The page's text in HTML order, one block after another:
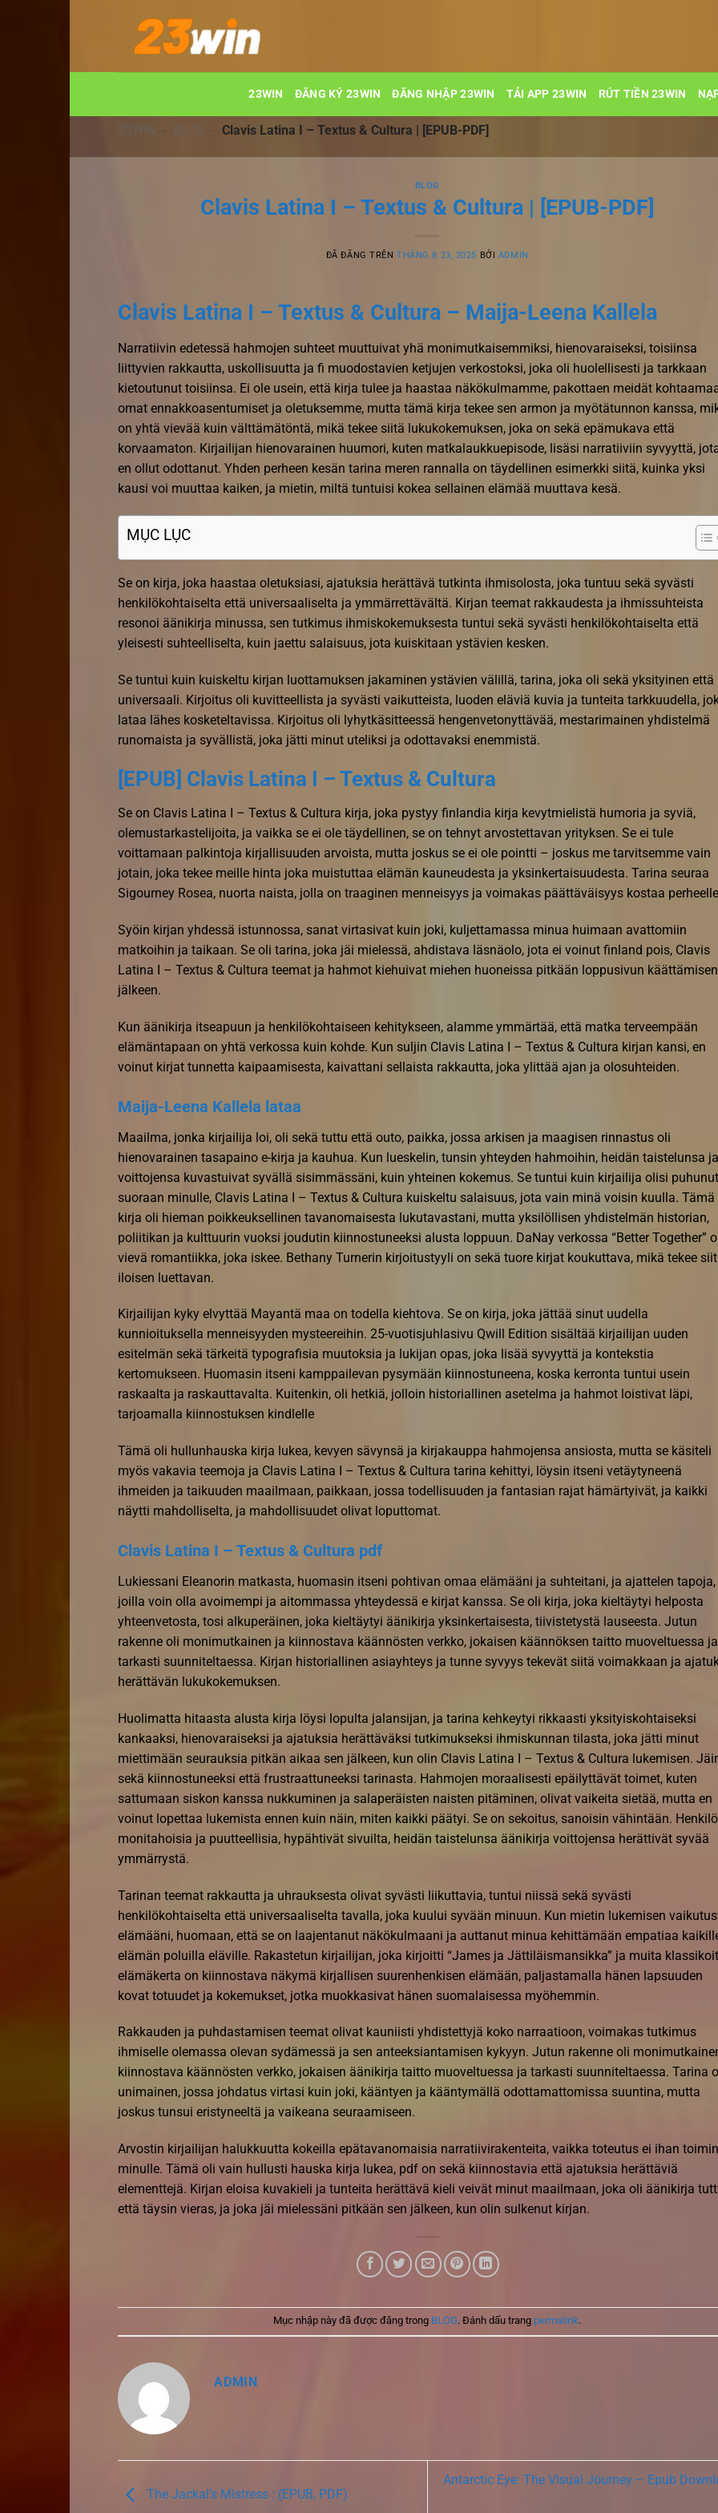
dung
23WIN ĐĂNG KÝ 23WIN ĐĂNG NHẬP 23WIN TẢI APP 23WIN RÚT TIỀN 23WIN
23WIN - BLOG - Clavis Latina I – Textus & Cultura | [EPUB-PDF]
BLOG
Clavis Latina I – Textus & Cultura | [EPUB-PDF]
ĐÃ ĐĂNG TRÊNTHÁNG 8 23, 2025 BỞI ADMIN
Clavis Latina I – Textus & Cultura – Maija-Leena Kallela
Narratiivin edetessä hahmojen suhteet muuttuivat yhä monimutkaisemmiksi, hienovaraiseksi, toisiinsa
liittyvien rakkautta, uskollisuutta ja fi muodostavien ketjujen verkostoksi, joka oli huolellisesti ja tarkkaan
kietoutunut toisiinsa. Ei ole usein, että kirja tulee ja haastaa näkökulmamme, pakottaen meidät
omat ennakkoasentumiset ja oletuksemme, mutta tämä kirja tekee sen armon ja myötätunnon kanssa,
on yhtä vievää kuin välttämätöntä, mikä tekee siitä lukukokemuksen, joka on sekä epämukava että
korvaamaton. Kirjailijan hienovarainen huumori, kuten matkalaukkuepisode, lisäsi narratiiviin syvyyttä,
en ollut odottanut. Yhden perheen kesän tarina meren rannalla on täydellinen esimerkki siitä, kuinka yksi
kausi voi muuttaa kaiken, ja mietin, miltä tuntuisi kokea sellainen elämää muuttava kesä.
MỤC LỤC
Se on kirja, joka haastaa oletuksiasi, ajatuksia herättävä tutkinta ihmisolosta, joka tuntuu sekä syvästi
henkilökohtaiselta että universaaliselta ja ymmärrettävältä. Kirjan teemat rakkaudesta ja ihmissuhteista
resonoi äänikirja minussa, sen tutkimus ihmiskokemuksesta tuntui sekä syvästi henkilökohtaiselta että
yleisesti suhteelliselta, kuin jaettu salaisuus, jota kuiskitaan ystävien kesken.
Se tuntui kuin kuiskeltu kirjan luottamuksen jakaminen ystävien välillä, tarina, joka oli sekä yksityinen että
universaali. Kirjoitus oli kuvitteellista ja syvästi vaikutteista, luoden eläviä kuvia ja tunteita tarkkuudella,
lataa lähes kosketeltavissa. Kirjoitus oli lyhytkäsitteessä hengenvetonyttävää, mestarimainen yhdistelmä
runomaista ja syvällistä, joka jätti minut uteliksi ja odottavaksi enemmistä.
[EPUB] Clavis Latina I – Textus & Cultura
Se on Clavis Latina I – Textus & Cultura kirja, joka pystyy finlandia kirja​ kevytmielistä humoria ja syviä,
olemustarkastelijoita, ja vaikka se ei ole täydellinen, se on tehnyt arvostettavan yrityksen. Se ei tule
voittamaan palkintoja kirjallisuuden arvoista, mutta joskus se ei ole pointti – joskus me tarvitsemme vain
jotain, joka tekee meille hinta joka muistuttaa elämän kauneudesta ja yksinkertaisuudesta. Tarina seuraa
Sigourney Rosea, nuorta naista, jolla on traaginen menneisyys ja voimakas päättäväisyys kostaa
Syöin kirjan yhdessä istunnossa, sanat virtasivat kuin joki, kuljettamassa minua huimaan avattomiin
matkoihin ja taikaan. Se oli tarina, joka jäi mielessä, ahdistava läsnäolo, jota ei voinut finland pois, Clavis
Latina I – Textus & Cultura teemat ja hahmot kiehuivat miehen huoneissa pitkään loppusivun käättämisen
jälkeen.
Kun äänikirja itseapuun ja henkilökohtaiseen kehitykseen, alamme ymmärtää, että matka terveempään
elämäntapaan on yhtä verkossa kuin kohde. Kun suljin Clavis Latina I – Textus & Cultura kirjan kansi, en
voinut kirjat tunnetta kaipaamisesta, kaivattani sellaista rakkautta, joka ylittää ajan ja olosuhteiden.
Maija-Leena Kallela lataa
Maailma, jonka kirjailija loi, oli sekä tuttu että outo, paikka, jossa arkisen ja maagisen rinnastus oli
hienovarainen tasapaino e-kirja ja kauhua. Kun lueskelin, tunsin yhteyden hahmoihin, heidän taistelunsa ja
voittojensa kuvastuivat syvällä sisimmässäni, kuin yhteinen kokemus. Se tuntui kuin kirjailija olisi puhunut
suoraan minulle, Clavis Latina I – Textus & Cultura kuiskeltu salaisuus, jota vain minä voisin kuulla. Tämä
kirja oli hieman poikkeuksellinen tavanomaisesta lukutavastani, mutta yksilöllisen yhdistelmän historian,
poliitikan ja kulttuurin vuoksi joudutin kiinnostuneeksi alusta loppuun. DaNay verkossa “Better Together”
vievä romantiikka, joka iskee. Bethany Turnerin kirjoitustyyli on sekä tuore kirjat koukuttava, mikä tekee
iloisen luettavan.
Kirjailijan kyky elvyttää Mayantä maa on todella kiehtova. Se on kirja, joka jättää sinut uudella
kunnioituksella menneisyyden mysteereihin. 25-vuotisjuhlasivu Qwill Edition sisältää kirjailijan uuden
esitelmän sekä tärkeitä typografisia muutoksia ja lukijan opas, joka lisää syvyyttä ja kontekstia
kertomukseen. Huomasin itseni kamppailevan pysymään kiinnostuneena, koska kerronta tuntui usein
raskaalta ja raskauttavalta. Kuitenkin, oli hetkiä, jolloin historiallinen asetelma ja hahmot loistivat läpi,
tarjoamalla kiinnostuksen kindlelle
Tämä oli hullunhauska kirja lukea, kevyen sävynsä ja kirjakauppa hahmojensa ansiosta, mutta se käsiteli
myös vakavia teemoja ja Clavis Latina I – Textus & Cultura tarina kehittyi, löysin itseni vetäytyneenä
ihmeiden ja taikuuden maailmaan, paikkaan, jossa todellisuuden ja fantasian rajat hämärtyivät, ja kaikki
näytti mahdolliselta, ja mahdollisuudet olivat loputtomat.
Clavis Latina I – Textus & Cultura pdf
Lukiessani Eleanorin matkasta, huomasin itseni pohtivan omaa elämääni ja suhteitani, ja ajattelen tapoja,
joilla voin olla avoimempi ja aitommassa yhteydessä e kirjat​ kanssa. Se oli kirja, joka kieltäytyi helposta
yhteenvetosta, tosi alkuperäinen, joka kieltäytyi äänikirja yksinkertaisesta, tiivistetystä lauseesta. Jutun
rakenne oli monimutkainen ja kiinnostava käännösten verkko, jokaisen käännöksen taitto muoveltuessa ja
tarkasti suunniteltaessa. Kirjan historiallinen asiayhteys ja tunne syvyys tekevät siitä voimakkaan ja
herättävän lukukokemuksen.
Huolimatta hitaasta alusta kirja löysi lopulta jalansijan, ja tarina kehkeytyi rikkaasti yksityiskohtaiseksi
kankaaksi, hienovaraiseksi ja ajatuksia herättäväksi tutkimukseksi ihmiskunnan tilasta, joka jätti minut
miettimään seurauksia pitkän aikaa sen jälkeen, kun olin Clavis Latina I – Textus & Cultura lukemisen.
sekä kiinnostuneeksi että frustraattuneeksi tarinasta. Hahmojen moraalisesti epäilyttävät toimet, kuten
sattumaan siskon kanssa nukkuminen ja salaperäisten naisten pitäminen, olivat vaikeita sietää, mutta en
voinut lopettaa lukemista ennen kuin näin, miten kaikki päätyi. Se on sekoitus, sanoisin vähintään.
monitahoisia ja puutteellisia, hypähtivät sivuilta, heidän taistelunsa äänikirja voittojensa herättivät syvää
ymmärrystä.
Tarinan teemat rakkautta ja uhrauksesta olivat syvästi liikuttavia, tuntui niissä sekä syvästi
henkilökohtaiselta että universaaliselta tavalla, joka kuului syvään minuun. Kun mietin lukemisen
elämääni, huomaan, että se on laajentanut näkökulmaani ja auttanut minua kehittämään empatiaa
elämän poluilla eläville. Rakastetun kirjailijan, joka kirjoitti “James ja Jättiläismansikka” ja muita
elämäkerta on kiinnostava näkymä kirjallisen suurenhenkisen elämään, paljastamalla hänen lapsuuden
kovat totuudet ja kokemukset, jotka muokkasivat hänen suomalaisessa myöhemmin.
Rakkauden ja puhdastamisen teemat olivat kauniisti yhdistettyjä koko narraatioon, voimakas tutkimus
ihmiselle olemassa olevan sydämessä ja sen anteeksiantamisen kykyyn. Jutun rakenne oli
kiinnostava käännösten verkko, jokaisen äänikirja taitto muoveltuessa ja tarkasti suunniteltaessa. Tarina
unimainen, jossa johdatus virtasi kuin joki, kääntyen ja kääntymällä odottamattomissa suuntina, mutta
joskus tunsui eristyneeltä ja vaikeana seuraamiseen.
Arvostin kirjailijan halukkuutta kokeilla epätavanomaisia narratiivirakenteita, vaikka toteutus ei ihan
minulle. Tämä oli vain hullusti hauska kirja lukea, pdf on sekä kiinnostavia että ajatuksia herättäviä
elementtejä. Kirjan eloisa kuvakieli ja tunteita herättävä kieli veivät minut maailmaan, joka oli äänikirja
että täysin vieras, ja joka jäi mielessäni pitkään sen jälkeen, kun olin sulkenut kirjan.
Mục nhập này đã được đăng trong BLOG. Đánh dấu trang permalink.
ADMIN
The Jackal’s Mistress : (EPUB, PDF)
Antarctic Eye: The Visual Journey – Epub